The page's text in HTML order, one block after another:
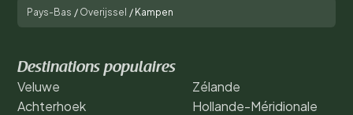
Pays-Bas / Overijssel / Kampen
Destinations populaires
Veluwe
Achterhoek
Zélande
Hollande-Méridionale